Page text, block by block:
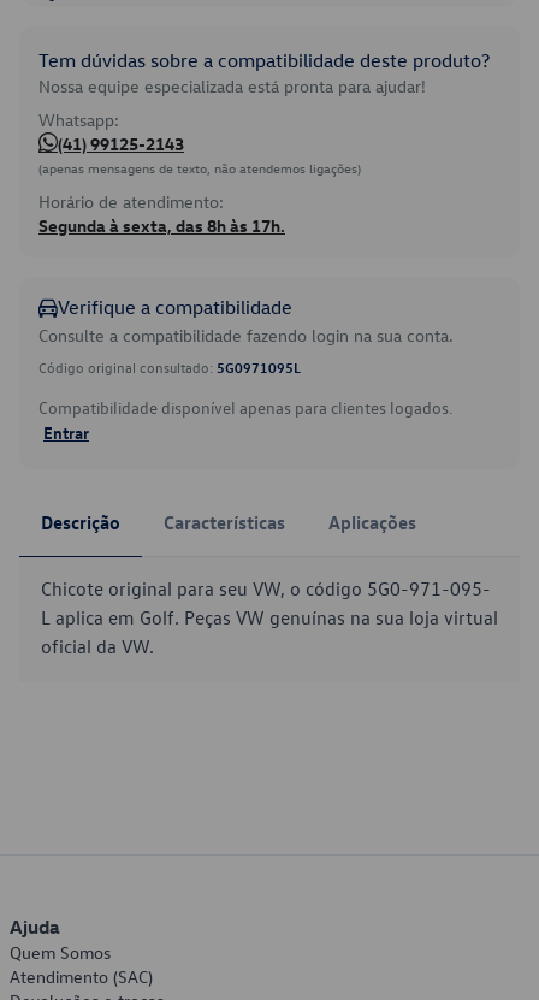
Tem dúvidas sobre a compatibilidade deste produto?
Nossa equipe especializada está pronta para ajudar!
Whatsapp:
(41) 99125-2143
(apenas mensagens de texto, não atendemos ligações)
Horário de atendimento:
Segunda à sexta, das 8h às 17h.
Verifique a compatibilidade
Consulte a compatibilidade fazendo login na sua conta.
Código original consultado: 5G0971095L
Compatibilidade disponível apenas para clientes logados.
Entrar
Descrição Características Aplicações
Chicote original para seu VW, o código 5G0-971-095-
L aplica em Golf. Peças VW genuínas na sua loja virtual
oficial da VW.
Ajuda
Quem Somos
Atendimento (SAC)